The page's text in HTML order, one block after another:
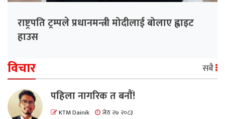
राष्ट्रपति ट्रम्पले प्रधानमन्त्री मोदीलाई बोलाए ह्वाइट
हाउस
विचार सबै
पहिला नागरिक त बनाैं!
KTM Dainik जेठ २७ २०८३